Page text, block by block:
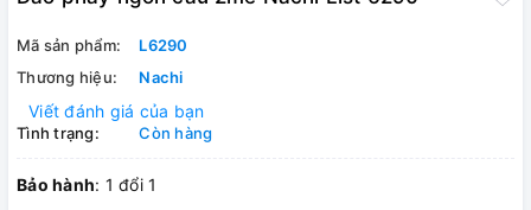
Mã sản phẩm:
L6290
Thương hiệu:
Nachi
Viết đánh giá của bạn
Tình trạng: Còn hàng
Bảo hành: 1 đổi 1